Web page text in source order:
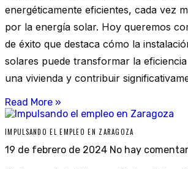
energéticamente eficientes, cada vez
por la energía solar. Hoy queremos
de éxito que destaca cómo la
solares puede transformar la
una vivienda y contribuir
Read More »
IMPULSANDO EL EMPLEO EN ZARAGOZA
19 de febrero de 2024 No hay